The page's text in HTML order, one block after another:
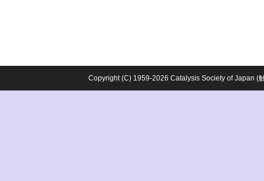
Copyright (C) 1959-2026 Catalysis Society of Japan (